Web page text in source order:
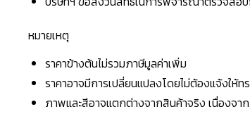
หมายเหตุ
ราคาข้างต้นไม่รวมภาษีมูลค่าเพิ่ม
ราคาอาจมีการเปลี่ยนแปลงโดยไม่ต้องแจ้งให้ท
ภาพและสีอาจแตกต่างจากสินค้าจริง เนื่องจา